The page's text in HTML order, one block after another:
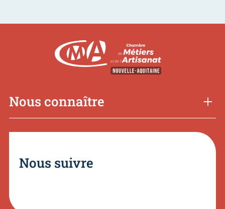
Nous connaître
Nous suivre